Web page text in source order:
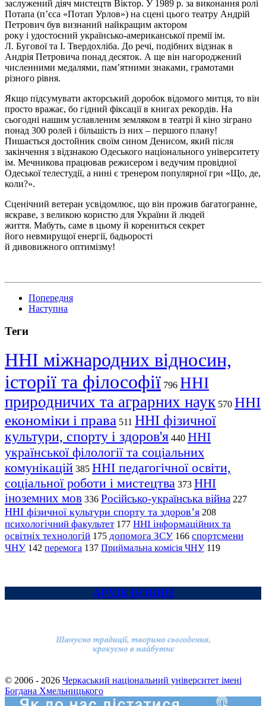
заслужений діяч мистецтв Віктор. У 1989 р. за виконання ролі
Потапа (п’єса «Потап Урлов») на сцені цього театру Андрій
Петрович був визнаний найкращим актором
року і удостоєний українсько-американської премії ім.
Л. Буговоїта І. Твердохліба. До речі, подібних відзнак в
Андрія Петровича понад десяток. А ще він нагороджений
численними медалями, пам’ятними знаками, грамотами
різного рівня.
Якщо підсумувати акторський доробок відомого митця, то він
просто вражає, бо гідний фіксації в книгах рекордів. На
сьогодні нашим уславленим земляком в театрі й кіно зіграно
понад 300 ролей і більшість із них – першого плану!
Пишається достойник своїм сином Денисом, який після
закінчення з відзнакою Одеського національного університету
ім. Мечникова працював режисером і ведучим провідної
Одеської телестудії, а нині є тренером популярної гри «Що, де,
коли?».
Сценічний ветеран усвідомлює, що він прожив багатогранне,
яскраве, з великою користю для України й людей
життя. Мабуть, саме в цьому й корениться секрет
його невмирущої енергії, бадьорості
й дивовижного оптимізму!
Попередня
Наступна
Теги
ННІ міжнародних відносин,
історії та філософії 796 ННІ
природничих та аграрних наук 570 ННІ
економіки і права 511 ННІ фізичної
культури, спорту і здоров'я 440 ННІ
української філології та соціальних
комунікацій 385 ННІ педагогічної освіти,
соціальної роботи і мистецтва 373 ННІ
іноземних мов 336 Російсько-українська війна 227
ННІ фізичної культури спорту та здоров’я 208
психологічний факультет 177 ННІ інформаційних та
освітніх технологій 175 допомога ЗСУ 166 спортсмени
ЧНУ 142 перемога 137 Приймальна комісія ЧНУ 119
АРХІВ НОВИН
© 2006 - 2026 Черкаський національний університет імені
Богдана Хмельницького